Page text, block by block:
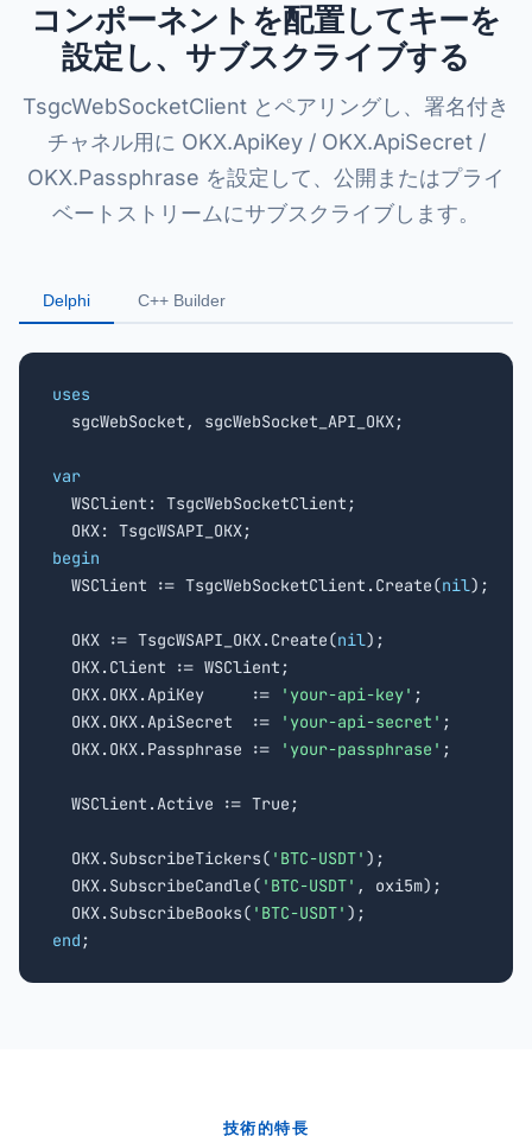
コンポーネントを配置してキーを
設定し、サブスクライブする
TsgcWebSocketClient とペアリングし、署名付き
チャネル用に OKX.ApiKey / OKX.ApiSecret /
OKX.Passphrase を設定して、公開またはプライ
ベートストリームにサブスクライブします。
Delphi C++ Builder
uses
sgcWebSocket, sgcWebSocket_API_OKX;
var
WSClient: TsgcWebSocketClient;
begin
WSClient := TsgcWebSocketClient.Create(nil);
  OKX := TsgcWSAPI_OKX.Create(
nil);
  OKX.Client := WSClient;
  OKX.OKX.ApiKey     :=
'your-api-key' ;
  OKX.OKX.ApiSecret  :=
'your-api-secret' ;
  OKX.OKX.Passphrase :=
'your-passphrase' ;
  WSClient.Active := True;
  OKX.SubscribeTickers(
'BTC-USDT' );
  OKX.SubscribeCandle(
'BTC-USDT' , oxi5m);
  OKX.SubscribeBooks(
'BTC-USDT'
end ;
技術的特長